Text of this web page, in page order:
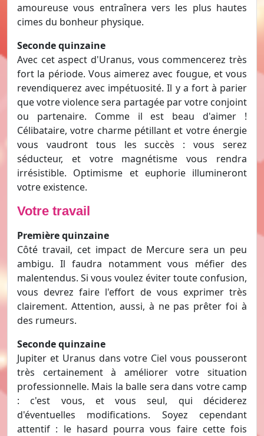
amoureuse vous entraînera vers les plus hautes
cimes du bonheur physique.
Seconde quinzaine
Avec cet aspect d'Uranus, vous commencerez très
fort la période. Vous aimerez avec fougue, et vous
revendiquerez avec impétuosité. Il y a fort à parier
que votre violence sera partagée par votre conjoint
ou partenaire. Comme il est beau d'aimer !
Célibataire, votre charme pétillant et votre énergie
vous vaudront tous les succès : vous serez
séducteur, et votre magnétisme vous rendra
irrésistible. Optimisme et euphorie illumineront
votre existence.
Votre travail
Première quinzaine
Côté travail, cet impact de Mercure sera un peu
ambigu. Il faudra notamment vous méfier des
malentendus. Si vous voulez éviter toute confusion,
vous devrez faire l'effort de vous exprimer très
clairement. Attention, aussi, à ne pas prêter foi à
des rumeurs.
Seconde quinzaine
Jupiter et Uranus dans votre Ciel vous pousseront
très certainement à améliorer votre situation
professionnelle. Mais la balle sera dans votre camp
: c'est vous, et vous seul, qui déciderez
d'éventuelles modifications. Soyez cependant
attentif : le hasard pourra vous faire cette fois